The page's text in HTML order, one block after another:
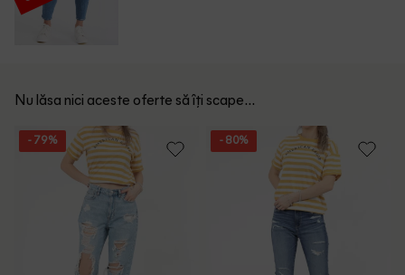
Nu lăsa nici aceste oferte să îți scape...
- 79% - 80%